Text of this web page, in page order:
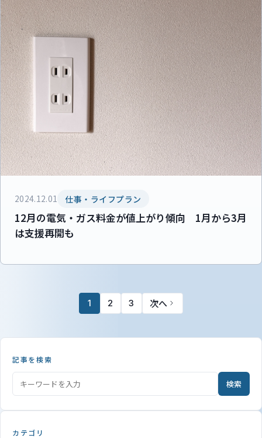
2024.12.01 仕事・ライフプラン
12月の電気・ガス料金が値上がり傾向 1月から3月
は支援再開も
1 2 3 次へ
記事を検索
検索
カテゴリ